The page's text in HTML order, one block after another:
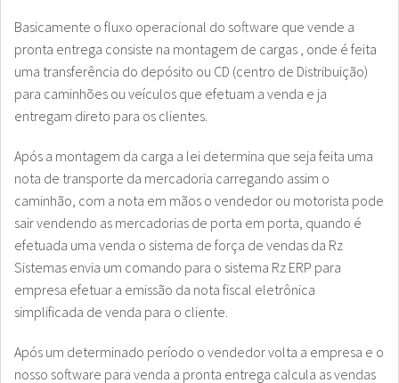
Basicamente o fluxo operacional do software que vende a
pronta entrega consiste na montagem de cargas , onde é feita
uma transferência do depósito ou CD (centro de Distribuição)
para caminhões ou veículos que efetuam a venda e ja
entregam direto para os clientes.
Após a montagem da carga a lei determina que seja feita uma
nota de transporte da mercadoria carregando assim o
caminhão, com a nota em mãos o vendedor ou motorista pode
sair vendendo as mercadorias de porta em porta, quando é
efetuada uma venda o sistema de força de vendas da Rz
Sistemas envia um comando para o sistema Rz ERP para
empresa efetuar a emissão da nota fiscal eletrônica
simplificada de venda para o cliente.
Após um determinado período o vendedor volta a empresa e o
nosso software para venda a pronta entrega calcula as vendas